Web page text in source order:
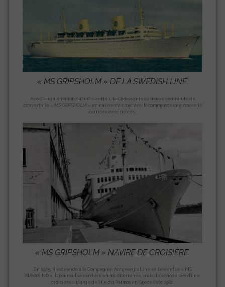
« MS GRIPSHOLM» DE LA SWEDISH LINE.
Avec l’augmentation du traffic aérien, la Compagnie se trouve contrainte de
convertir le « MS GRIPSHOLM » en navire de croisière. Il commence une nouvelle
carrière avec succès…
« MS GRIPSHOLM » NAVIRE DE CROISIÈRE.
En 1975, il est vendu à la Compagnie Krageorgis Line et devient le « MS
NAVARINO ». Il poursuit sa carrière en méditerranée, mais il s’échoue lors d’une
croisière au large de l’île de Patmos en Grèce l’été 1981.